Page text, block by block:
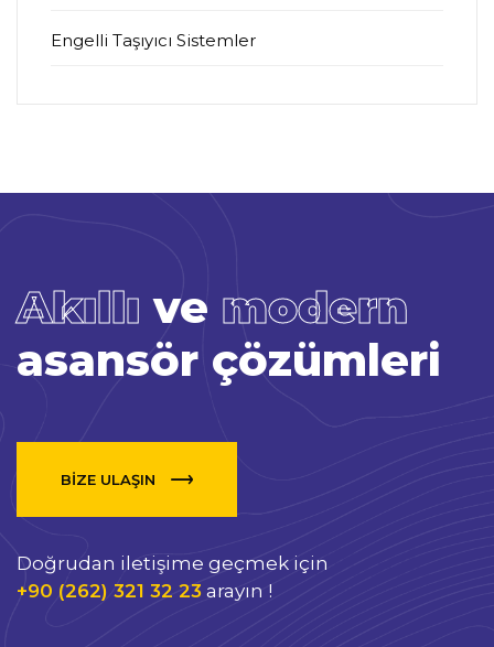
Engelli Taşıyıcı Sistemler
Akıllı ve modern
asansör çözümleri
BİZE ULAŞIN
Doğrudan iletişime geçmek için
+90 (262) 321 32 23 arayın !